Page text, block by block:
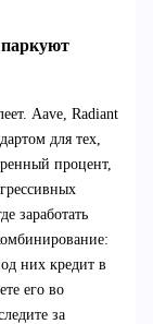
Aave, Radiant
для тех,
процент,
заработать
них кредит в
его во
за